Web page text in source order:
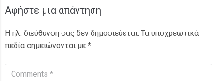
Αφήστε μια απάντηση
Η ηλ. διεύθυνση σας δεν δημοσιεύεται. Τα υποχρεωτικά
πεδία σημειώνονται με *